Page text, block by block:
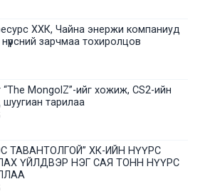
ХХК, Чайна энержи компаниуд
зарчмаа тохиролцов
“The MongolZ”-ийг хожиж, CS2-ийн
тарилаа
ТАВАНТОЛГОЙ” ХК-ИЙН НҮҮРС
ҮЙЛДВЭР НЭГ САЯ ТОНН НҮҮРС